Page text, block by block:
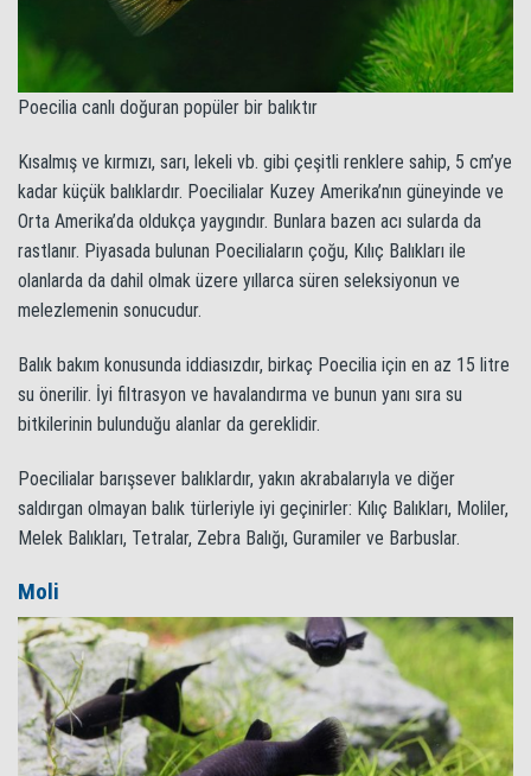
Poecilia canlı doğuran popüler bir balıktır
Kısalmış ve kırmızı, sarı, lekeli vb. gibi çeşitli renklere sahip, 5 cm’ye
kadar küçük balıklardır. Poecilialar Kuzey Amerika’nın güneyinde ve
Orta Amerika’da oldukça yaygındır. Bunlara bazen acı sularda da
rastlanır. Piyasada bulunan Poeciliaların çoğu, Kılıç Balıkları ile
olanlarda da dahil olmak üzere yıllarca süren seleksiyonun ve
melezlemenin sonucudur.
Balık bakım konusunda iddiasızdır, birkaç Poecilia için en az 15 litre
su önerilir. İyi filtrasyon ve havalandırma ve bunun yanı sıra su
bitkilerinin bulunduğu alanlar da gereklidir.
Poecilialar barışsever balıklardır, yakın akrabalarıyla ve diğer
saldırgan olmayan balık türleriyle iyi geçinirler: Kılıç Balıkları, Moliler,
Melek Balıkları, Tetralar, Zebra Balığı, Guramiler ve Barbuslar.
Moli